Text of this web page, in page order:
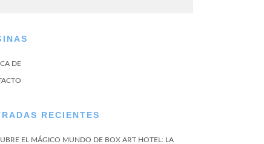
DE
RECIENTES
EL MÁGICO MUNDO DE BOX ART HOTEL: LA